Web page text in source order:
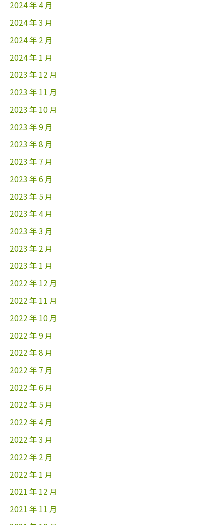
2024 年 4 月
2024 年 3 月
2024 年 2 月
2024 年 1 月
2023 年 12 月
2023 年 11 月
2023 年 10 月
2023 年 9 月
2023 年 8 月
2023 年 7 月
2023 年 6 月
2023 年 5 月
2023 年 4 月
2023 年 3 月
2023 年 2 月
2023 年 1 月
2022 年 12 月
2022 年 11 月
2022 年 10 月
2022 年 9 月
2022 年 8 月
2022 年 7 月
2022 年 6 月
2022 年 5 月
2022 年 4 月
2022 年 3 月
2022 年 2 月
2022 年 1 月
2021 年 12 月
2021 年 11 月